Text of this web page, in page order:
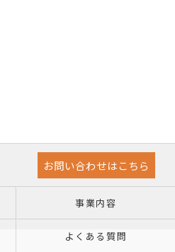
お問い合わせはこちら
事業内容
よくある質問